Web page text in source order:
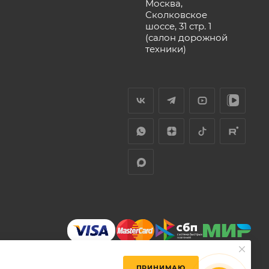
Москва,
Сколковское
шоссе, 31 стр. 1
(салон дорожной
техники)